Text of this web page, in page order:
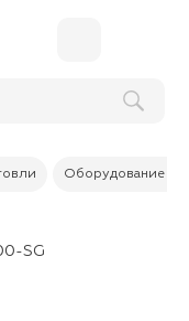
Оборудование
SG